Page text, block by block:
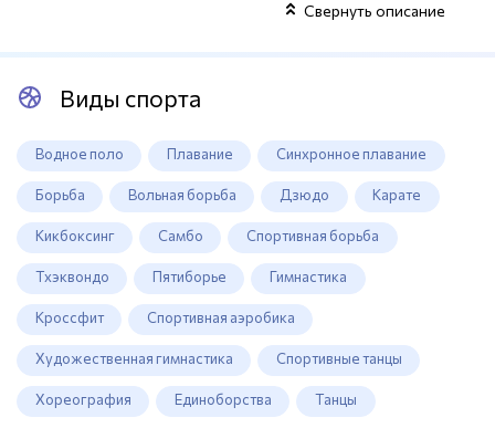
Свернуть описание
Виды спорта
Водное поло Плавание Синхронное плавание
Борьба Вольная борьба Дзюдо Карате
Кикбоксинг Самбо Спортивная борьба
Тхэквондо Пятиборье Гимнастика
Кроссфит Спортивная аэробика
Художественная гимнастика Спортивные танцы
Хореография Единоборства Танцы